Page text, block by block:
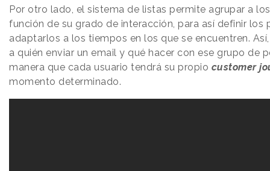
Por otro lado, el sistema de listas permite agrupar a
función de su grado de interacción, para así definir los
adaptarlos a los tiempos en los que se encuentren.
a quién enviar un email y qué hacer con ese grupo de
manera que cada usuario tendrá su propio customer
momento determinado.